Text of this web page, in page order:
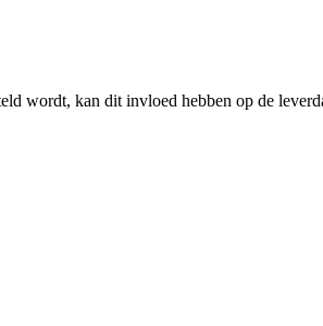
wordt, kan dit invloed hebben op de